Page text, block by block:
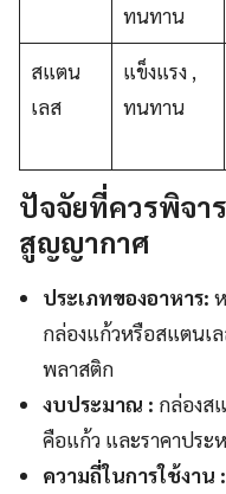
ทนทาน
สแตน
เลส
แข็งแรง ,
ทนทาน
ปัจจัยที่ควรพิจา
สูญญากาศ
ประเภทของอาหาร:
กล่องแก้วหรือสแตนเ
พลาสติก
งบประมาณ : กล่องส
คือแก้ว และราคาปร
ความถี่ในการใช้งาน :